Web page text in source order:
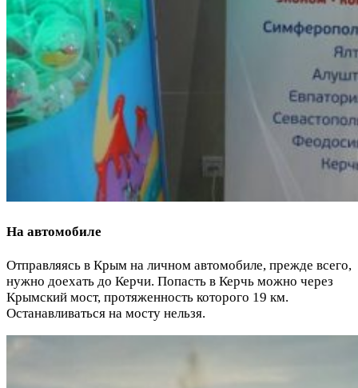
На автомобиле
Отправляясь в Крым на личном автомобиле, прежде всего,
нужно доехать до Керчи. Попасть в Керчь можно через
Крымский мост, протяженность которого 19 км.
Останавливаться на мосту нельзя.